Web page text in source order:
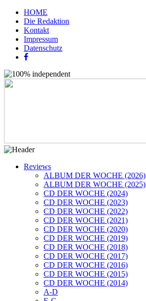
HOME
Die Redaktion
Kontakt
Impressum
Datenschutz
Reviews
ALBUM DER WOCHE (2026)
ALBUM DER WOCHE (2025)
CD DER WOCHE (2024)
CD DER WOCHE (2023)
CD DER WOCHE (2022)
CD DER WOCHE (2021)
CD DER WOCHE (2020)
CD DER WOCHE (2019)
CD DER WOCHE (2018)
CD DER WOCHE (2017)
CD DER WOCHE (2016)
CD DER WOCHE (2015)
CD DER WOCHE (2014)
A-D